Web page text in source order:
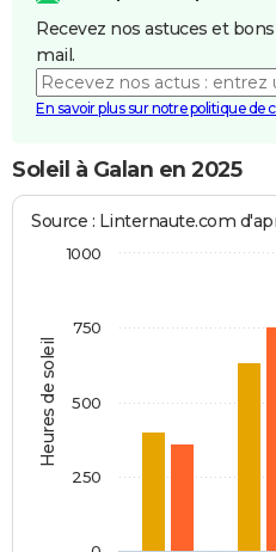
Recevez nos astuces et
mail.
En savoir plus sur notre politique de
Soleil à Galan en 2025
Heures de soleil
Source : Linternaute.com
250
500
750
1000